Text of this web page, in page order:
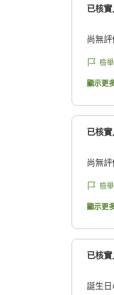
已核
尚無評
檢舉
顯示更
已核
尚無評
檢舉
顯示更
已核
誕生